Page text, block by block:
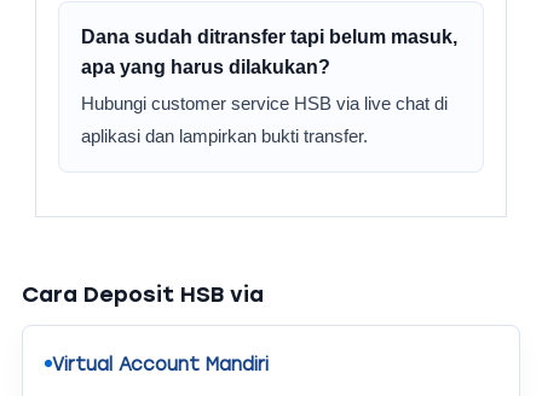
Cara Deposit HSB via
Virtual Account Mandiri
Dana sudah ditransfer tapi belum masuk,
apa yang harus dilakukan?
Hubungi customer service HSB via live chat di
aplikasi dan lampirkan bukti transfer.